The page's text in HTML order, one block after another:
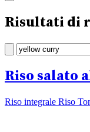
Risultati di
Riso salato
Riso integrale Riso